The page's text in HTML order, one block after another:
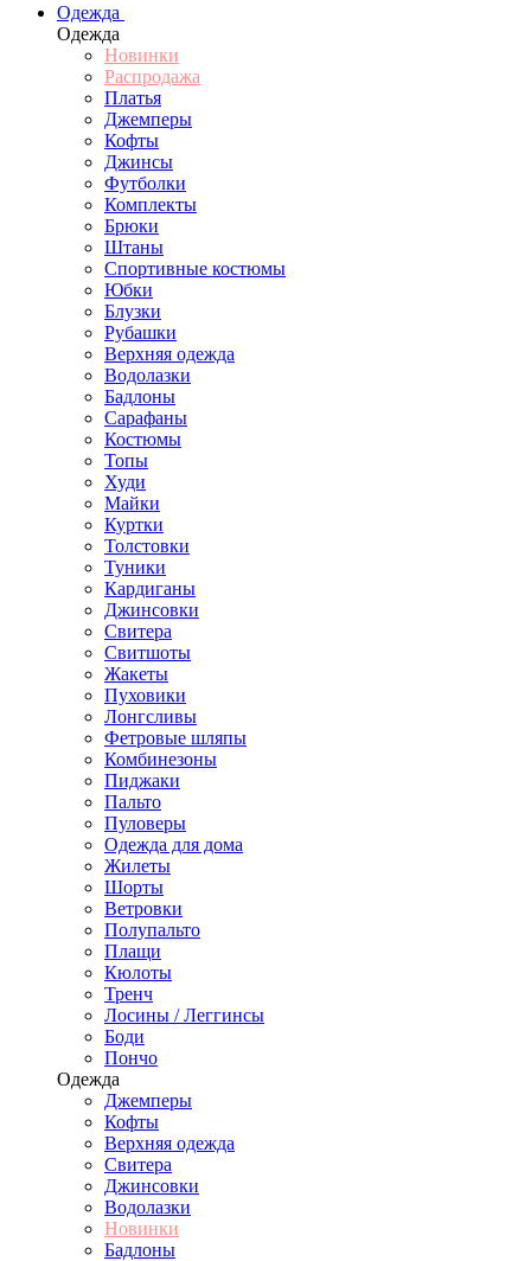
Одежда
Одежда
Новинки
Распродажа
Платья
Джемперы
Кофты
Джинсы
Футболки
Комплекты
Брюки
Штаны
Спортивные костюмы
Юбки
Блузки
Рубашки
Верхняя одежда
Водолазки
Бадлоны
Сарафаны
Костюмы
Топы
Худи
Майки
Куртки
Толстовки
Туники
Кардиганы
Джинсовки
Свитера
Свитшоты
Жакеты
Пуховики
Лонгсливы
Фетровые шляпы
Комбинезоны
Пиджаки
Пальто
Пуловеры
Одежда для дома
Жилеты
Шорты
Ветровки
Полупальто
Плащи
Кюлоты
Тренч
Лосины / Леггинсы
Боди
Пончо
Одежда
Джемперы
Кофты
Верхняя одежда
Свитера
Джинсовки
Водолазки
Новинки
Бадлоны